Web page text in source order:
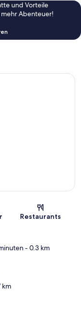
und Vorteile
Abenteuer!
Restaurants
- 0.3 km
km